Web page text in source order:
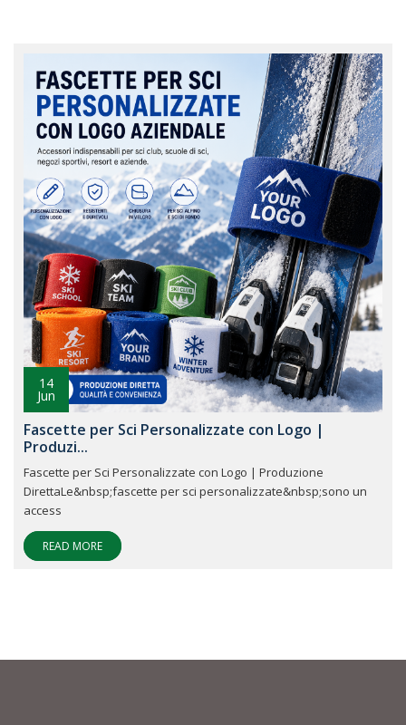
14
Jun
Fascette per Sci Personalizzate con Logo |
Produzi...
Fascette per Sci Personalizzate con Logo | Produzione
DirettaLe&nbsp;fascette per sci personalizzate&nbsp;sono un
access
READ MORE